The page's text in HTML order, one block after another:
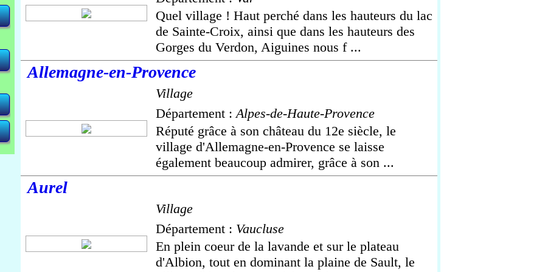
Quel village ! Haut perché dans les hauteurs du lac
de Sainte-Croix, ainsi que dans les hauteurs des
Gorges du Verdon, Aiguines nous f ...
Allemagne-en-Provence
Village
Département : Alpes-de-Haute-Provence
Réputé grâce à son château du 12e siècle, le
village d'Allemagne-en-Provence se laisse
également beaucoup admirer, grâce à son ...
Aurel
Village
Département : Vaucluse
En plein coeur de la lavande et sur le plateau
d'Albion, tout en dominant la plaine de Sault, le